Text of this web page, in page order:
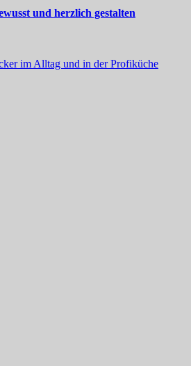
und herzlich gestalten
im Alltag und in der Profiküche